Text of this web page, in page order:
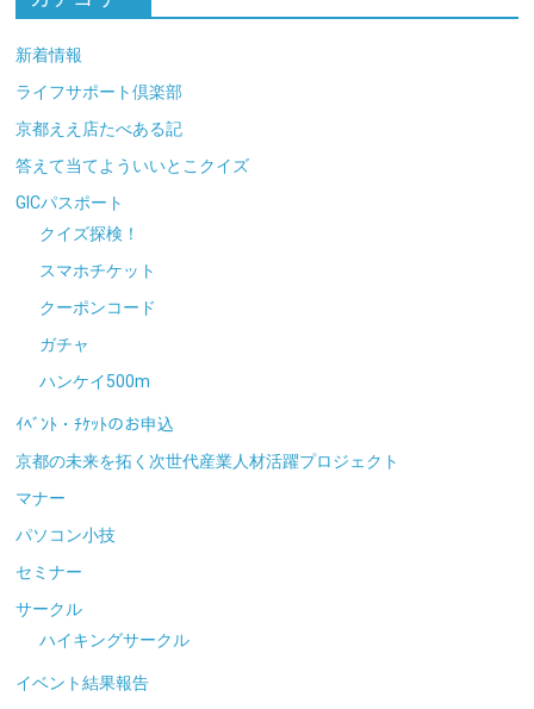
新着情報
ライフサポート倶楽部
京都ええ店たべある記
答えて当てよういいとこクイズ
GICパスポート
クイズ探検！
スマホチケット
クーポンコード
ガチャ
ハンケイ500m
ｲﾍﾞﾝﾄ・ﾁｹｯﾄのお申込
京都の未来を拓く次世代産業人材活躍プロジェクト
マナー
パソコン小技
セミナー
サークル
ハイキングサークル
イベント結果報告